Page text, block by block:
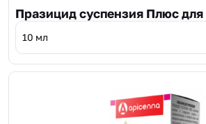
Празицид суспензия Плюс для
10 мл